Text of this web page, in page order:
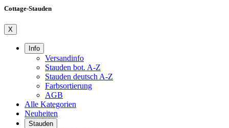
Cottage-Stauden
X
Info
Versandinfo
Stauden bot. A-Z
Stauden deutsch A-Z
Farbsortierung
AGB
Alle Kategorien
Neuheiten
Stauden